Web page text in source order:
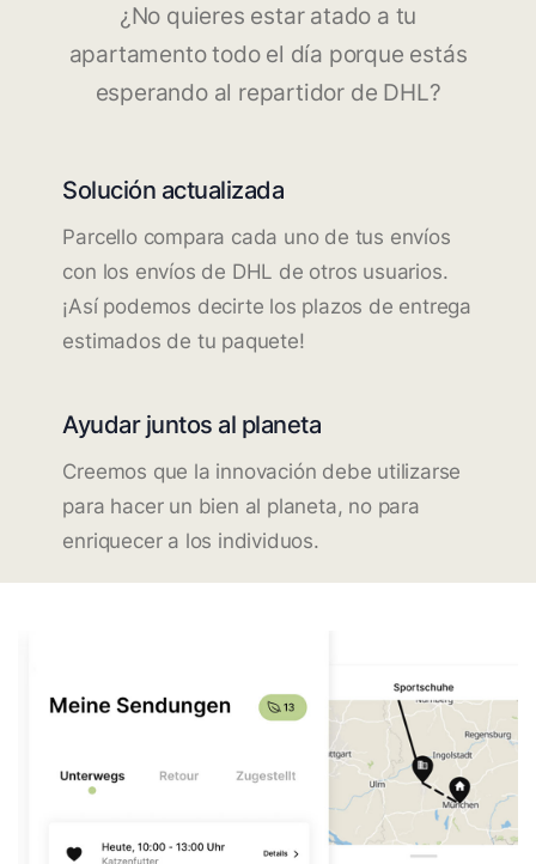
¿No quieres estar atado a tu
apartamento todo el día porque estás
esperando al repartidor de DHL?
Solución actualizada
Parcello compara cada uno de tus envíos
con los envíos de DHL de otros usuarios.
¡Así podemos decirte los plazos de entrega
estimados de tu paquete!
Ayudar juntos al planeta
Creemos que la innovación debe utilizarse
para hacer un bien al planeta, no para
enriquecer a los individuos.